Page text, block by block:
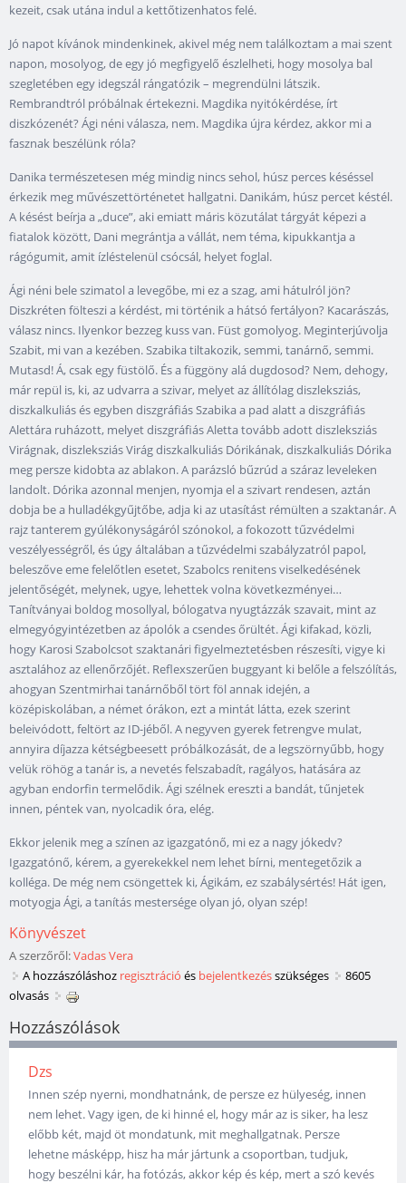
kezeit, csak utána indul a kettőtizenhatos felé.
Jó napot kívánok mindenkinek, akivel még nem találkoztam a mai szent
napon, mosolyog, de egy jó megfigyelő észlelheti, hogy mosolya bal
szegletében egy idegszál rángatózik – megrendülni látszik.
Rembrandtról próbálnak értekezni. Magdika nyitókérdése, írt
diszkózenét? Ági néni válasza, nem. Magdika újra kérdez, akkor mi a
fasznak beszélünk róla?
Danika természetesen még mindig nincs sehol, húsz perces késéssel
érkezik meg művészettörténetet hallgatni. Danikám, húsz percet késtél.
A késést beírja a „duce”, aki emiatt máris közutálat tárgyát képezi a
fiatalok között, Dani megrántja a vállát, nem téma, kipukkantja a
rágógumit, amit ízléstelenül csócsál, helyet foglal.
Ági néni bele szimatol a levegőbe, mi ez a szag, ami hátulról jön?
Diszkréten fölteszi a kérdést, mi történik a hátsó fertályon? Kacarászás,
válasz nincs. Ilyenkor bezzeg kuss van. Füst gomolyog. Meginterjúvolja
Szabit, mi van a kezében. Szabika tiltakozik, semmi, tanárnő, semmi.
Mutasd! Á, csak egy füstölő. És a függöny alá dugdosod? Nem, dehogy,
már repül is, ki, az udvarra a szivar, melyet az állítólag diszleksziás,
diszkalkuliás és egyben diszgráfiás Szabika a pad alatt a diszgráfiás
Alettára ruházott, melyet diszgráfiás Aletta tovább adott diszleksziás
Virágnak, diszleksziás Virág diszkalkuliás Dórikának, diszkalkuliás Dórika
meg persze kidobta az ablakon. A parázsló bűzrúd a száraz leveleken
landolt. Dórika azonnal menjen, nyomja el a szivart rendesen, aztán
dobja be a hulladékgyűjtőbe, adja ki az utasítást rémülten a szaktanár. A
rajz tanterem gyúlékonyságáról szónokol, a fokozott tűzvédelmi
veszélyességről, és úgy általában a tűzvédelmi szabályzatról papol,
beleszőve eme felelőtlen esetet, Szabolcs renitens viselkedésének
jelentőségét, melynek, ugye, lehettek volna következményei…
Tanítványai boldog mosollyal, bólogatva nyugtázzák szavait, mint az
elmegyógyintézetben az ápolók a csendes őrültét. Ági kifakad, közli,
hogy Karosi Szabolcsot szaktanári figyelmeztetésben részesíti, vigye ki
asztalához az ellenőrzőjét. Reflexszerűen buggyant ki belőle a felszólítás,
ahogyan Szentmirhai tanárnőből tört föl annak idején, a
középiskolában, a német órákon, ezt a mintát látta, ezek szerint
beleivódott, feltört az ID-jéből. A negyven gyerek fetrengve mulat,
annyira díjazza kétségbeesett próbálkozását, de a legszörnyűbb, hogy
velük röhög a tanár is, a nevetés felszabadít, ragályos, hatására az
agyban endorfin termelődik. Ági szélnek ereszti a bandát, tűnjetek
innen, péntek van, nyolcadik óra, elég.
Ekkor jelenik meg a színen az igazgatónő, mi ez a nagy jókedv?
Igazgatónő, kérem, a gyerekekkel nem lehet bírni, mentegetőzik a
kolléga. De még nem csöngettek ki, Ágikám, ez szabálysértés! Hát igen,
motyogja Ági, a tanítás mestersége olyan jó, olyan szép!
Könyvészet
A szerzőről:Vadas Vera
A hozzászóláshoz regisztráció és bejelentkezésszükséges
8605
olvasás
Hozzászólások
Dzs
Innen szép nyerni, mondhatnánk, de persze ez hülyeség, innen
nem lehet. Vagy igen, de ki hinné el, hogy már az is siker, ha lesz
előbb két, majd öt mondatunk, mit meghallgatnak. Persze
lehetne másképp, hisz ha már jártunk a csoportban, tudjuk,
hogy beszélni kár, ha fotózás, akkor kép és kép, mert a szó kevés